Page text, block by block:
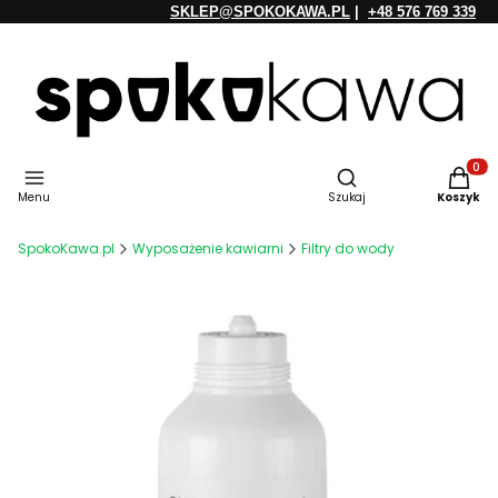
SKLEP@SPOKOKAWA.PL +48 576 769 339
Menu
Otwórz wyszukiwarkę
Szukaj Koszyk
SpokoKawa.pl Wyposażenie kawiarni Filtry do wody